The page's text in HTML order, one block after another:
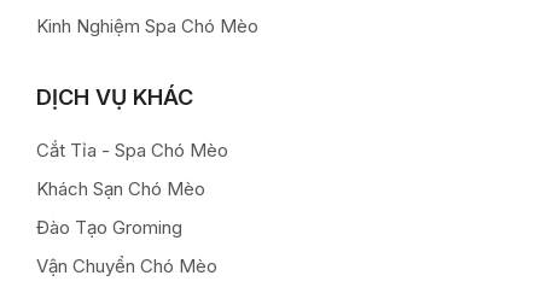
Kinh Nghiệm Spa Chó Mèo
DỊCH VỤ KHÁC
Cắt Tỉa - Spa Chó Mèo
Khách Sạn Chó Mèo
Đào Tạo Groming
Vận Chuyển Chó Mèo